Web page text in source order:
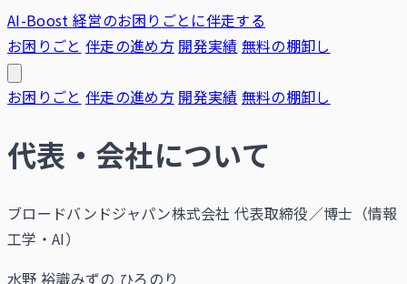
AI-Boost 経営のお困りごとに伴走する
お困りごと 伴走の進め方 開発実績 無料の棚卸し
お困りごと 伴走の進め方 開発実績 無料の棚卸し
代表・会社について
ブロードバンドジャパン株式会社 代表取締役／博士（情報
工学・AI）
水野 裕識みずの ひろのり